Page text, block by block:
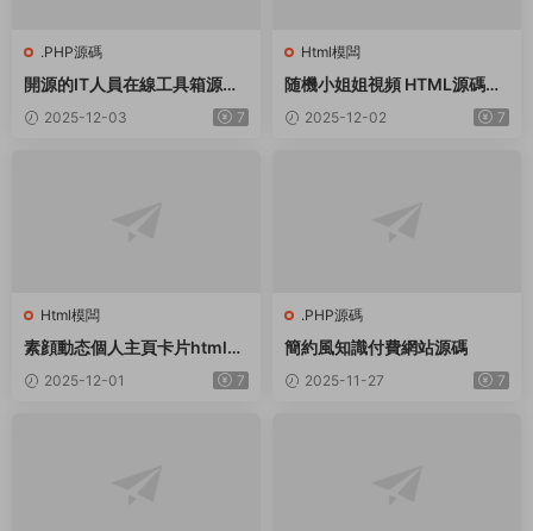
.PHP源碼
開源的IT人員在線工具箱源碼
網絡工具 數學工具等
2025-12-03 7
Html模闆
随機小姐姐視頻 HTML源碼
（附接口）
2025-12-02 7
Html模闆
素顔動态個人主頁卡片html源
碼 2025-12-01 7
.PHP源碼
簡約風知識付費網站源碼
2025-11-27 7